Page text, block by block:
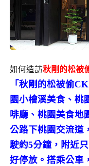
如何造訪秋剛的松被
「秋剛的松被偷
園小檜溪美食、桃
啡廳、桃園美食地
公路下桃園交流道
駛約5分鐘，附近
好停放。搭乘公車